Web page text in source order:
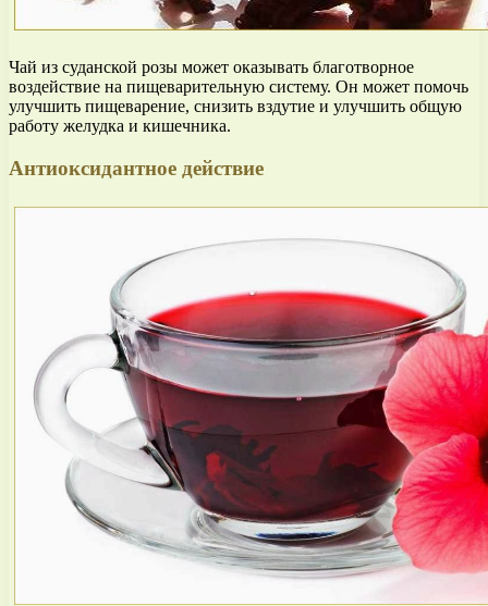
Чай из суданской розы может оказывать благотворное
воздействие на пищеварительную систему. Он может помочь
улучшить пищеварение, снизить вздутие и улучшить общую
работу желудка и кишечника.
Антиоксидантное действие